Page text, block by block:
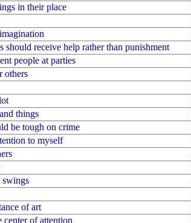
in their place
should receive help rather than punishment
people at parties
others
things
be tough on crime
to myself
swings
of art
of attention